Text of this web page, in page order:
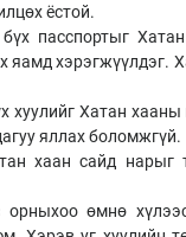
ёстой.
пасспортыг
яамд хэрэгжүүлдэг.
Хатан хааны
яллах боломжгүй.
хаан сайд нарыг
өмнө